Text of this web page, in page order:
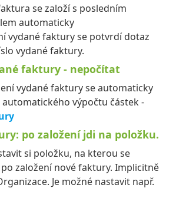
se založí s posledním
automaticky
vydané faktury se potvrdí dotaz
vydané faktury.
faktury - nepočítat
vydané faktury se automaticky
automatického výpočtu částek -
po založení jdi na položku.
si položku, na kterou se
založení nové faktury. Implicitně
Je možné nastavit např.